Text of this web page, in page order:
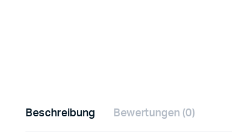
Beschreibung Bewertungen (0)